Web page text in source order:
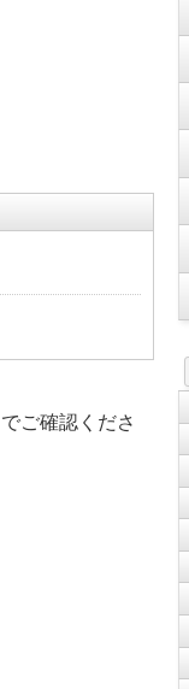
でご確認くださ